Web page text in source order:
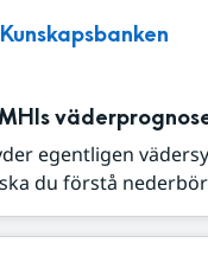
Kunskapsbanken
egentligen
du förstå